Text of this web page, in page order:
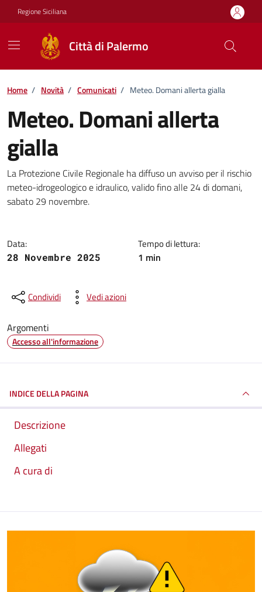
Vai ai contenuti
Vai al footer
Regione Siciliana
Città di Palermo
Home / Novità / Comunicati / Meteo. Domani allerta gialla
Meteo. Domani allerta
gialla
Dettagli della notizia
La Protezione Civile Regionale ha diffuso un avviso per il rischio
meteo-idrogeologico e idraulico, valido fino alle 24 di domani,
sabato 29 novembre.
Data:
28 Novembre 2025
Tempo di lettura:
1 min
Condividi Vedi azioni
Argomenti
Accesso all'informazione
INDICE DELLA PAGINA
Descrizione
Allegati
A cura di